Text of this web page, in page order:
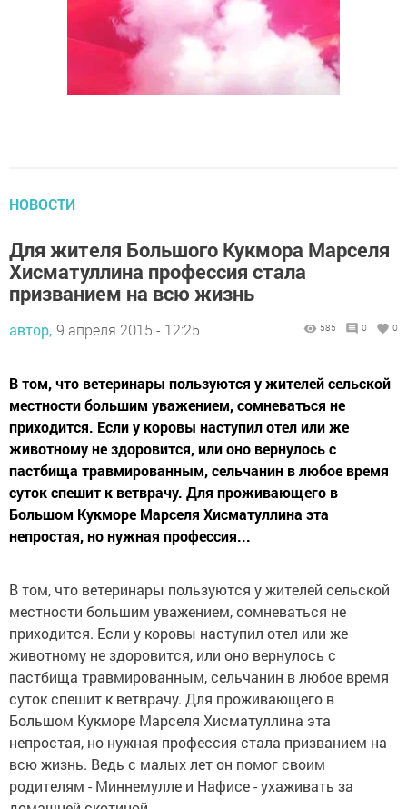
НОВОСТИ
Для жителя Большого Кукмора Марселя
Хисматуллина профессия стала
призванием на всю жизнь
автор, 9 апреля 2015 - 12:25 585 0 0
В том, что ветеринары пользуются у жителей сельской
местности большим уважением, сомневаться не
приходится. Если у коровы наступил отел или же
животному не здоровится, или оно вернулось с
пастбища травмированным, сельчанин в любое время
суток спешит к ветврачу. Для проживающего в
Большом Кукморе Марселя Хисматуллина эта
непростая, но нужная профессия...
В том, что ветеринары пользуются у жителей сельской
местности большим уважением, сомневаться не
приходится. Если у коровы наступил отел или же
животному не здоровится, или оно вернулось с
пастбища травмированным, сельчанин в любое время
суток спешит к ветврачу. Для проживающего в
Большом Кукморе Марселя Хисматуллина эта
непростая, но нужная профессия стала призванием на
всю жизнь. Ведь с малых лет он помог своим
родителям - Миннемулле и Нафисе - ухаживать за